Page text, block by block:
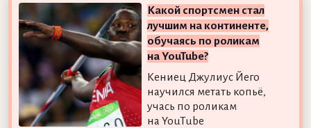
Какой спортсмен стал
лучшим на континенте,
обучаясь по роликам
на YouTube?
Кениец Джулиус Йего
научился метать копьё,
учась по роликам
на YouTube